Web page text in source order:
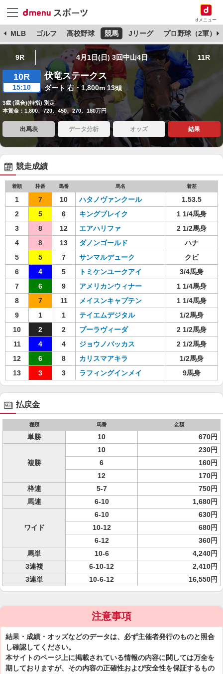
dメニュー
MLB ゴルフ 高校野球 競馬 Jリーグ プロ野球（2軍）
9R 4月1日(日) 3回中山4日 11R
10R
15:10
伏竜ステークス
ダート 右・1,800m 13頭
3歳 (混合)(特指) 別定
本賞金：1,800、720、450、270、180万円
出馬表 データ分析 オッズ 結果
競走成績
着順 枠番 馬番 馬名 着差
1 7 10 ハタノヴァンクール
1.53.5
2
5 6 キングブレイク
1 1/4馬身
3
8 12 エアハリファ
2 1/2馬身
4
8 13 ダノンゴールド
ハナ
5
5 7 サンマルデューク
クビ
6
4 5 トミケンユークアイ
3/4馬身
7
6 9 アメリカンウィナー
1 1/4馬身
8
7 11 メイスンキャプテン
1 1/4馬身
9
1 1 テイエムデジタル
1/2馬身
10
2 2 プーラヴィーダ
2 1/2馬身
11
4 4 ジョウノバッカス
2 1/2馬身
12
6 8 カリスマアキラ
1/2馬身
13
3 3 ラフィングインメイ 9馬身
払戻金
種類 馬番 金額
単勝 10 670円
複勝
10
230円
6
160円
12
170円
枠連
5-7
750円
馬連
6-10 1,680円
ワイド
6-10
630円
10-12
680円
6-12
360円
馬単
10-6
4,240円
3連複
6-10-12
2,410円
3連単
10-6-12 16,550円
注意事項
結果・成績・オッズなどのデータは、必ず主催者発行のものと照合
し確認してください。
本サイトのページ上に掲載されている情報の内容に関しては万全を
期しておりますが、その内容の正確性および安全性を保証するもの